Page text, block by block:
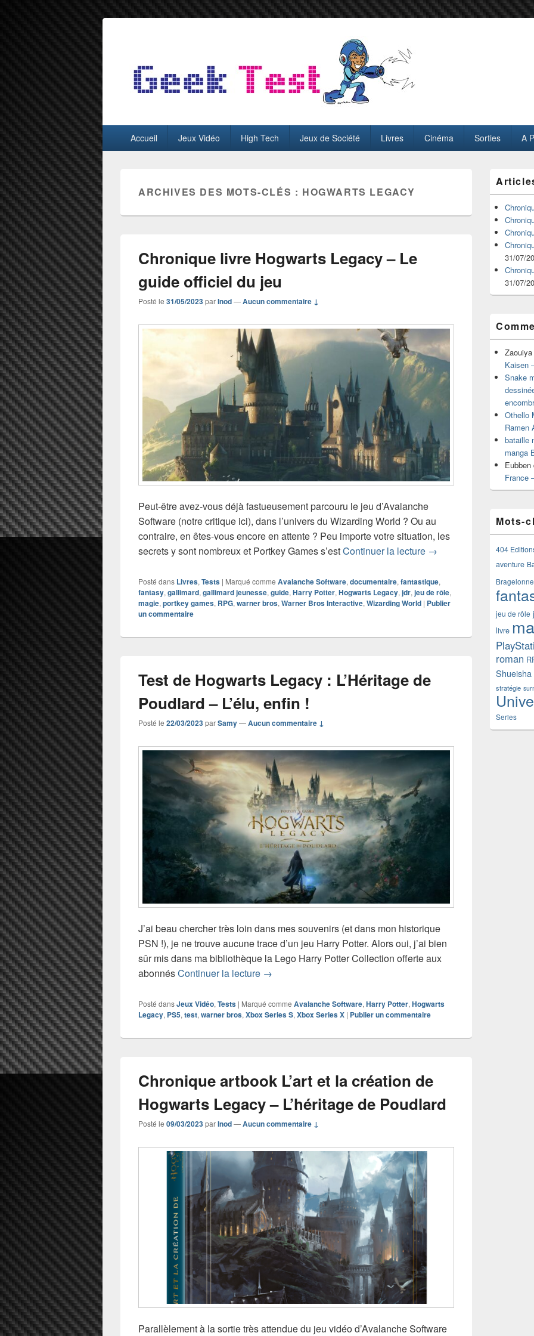
GeekTest
principalAccueil Jeux Vidéo High Tech Jeux de Société Livres Cinéma Sorties A
ARCHIVES DES MOTS-CLÉS : HOGWARTS LEGACY
Chronique livre Hogwarts Legacy – Le
guide officiel du jeu
Posté le 31/05/2023parInod—Aucun commentaire ↓
Peut-être avez-vous déjà fastueusement parcouru le jeu d’Avalanche
Software (notre critique ici), dans l’univers du Wizarding World ? Ou au
contraire, en êtes-vous encore en attente ? Peu importe votre situation, les
secrets y sont nombreux et Portkey Games s’estContinuer la lecture Chronique livre
→
Posté dans Livres, Tests | Marqué comme Avalanche Software, documentaire, fantastique,
fantasy, gallimard, gallimard jeunesse, guide, Harry Potter, Hogwarts Legacy, jdr, jeu de rôle,
magie, portkey games, RPG, warner bros, Warner Bros Interactive, Wizarding World | Publier
un commentaire
Test de Hogwarts Legacy : L’Héritage de
Poudlard – L’élu, enfin !
Posté le 22/03/2023parSamy—Aucun commentaire ↓
J’ai beau chercher très loin dans mes souvenirs (et dans mon historique
PSN !), je ne trouve aucune trace d’un jeu Harry Potter. Alors oui, j’ai bien
sûr mis dans ma bibliothèque la Lego Harry Potter Collection offerte aux
abonnésContinuer la lecture Test de Hogwarts Legacy : L’Héritage de Poudlard – L’élu, enfin !
→
Posté dansJeux Vidéo, Tests | Marqué comme Avalanche Software, Harry Potter, Hogwarts
Legacy, PS5, test, warner bros, Xbox Series S, Xbox Series X | Publier un commentaire
Chronique artbook L’art et la création de
Hogwarts Legacy – L’héritage de Poudlard
Posté le 09/03/2023parInod—Aucun commentaire ↓
Parallèlement à la sortie très attendue du jeu vidéo d’Avalanche Software
principale
de
widget
pour
barre
latérale
31/07/
31/07/
Zaouiya
Kaisen
Snake
Othello
Ramen
bataille
manga
Eubben
France
Mots-
404
aventure
Bragelonne
jeu de rôle
livre
roman
Shueisha
stratégie
Series